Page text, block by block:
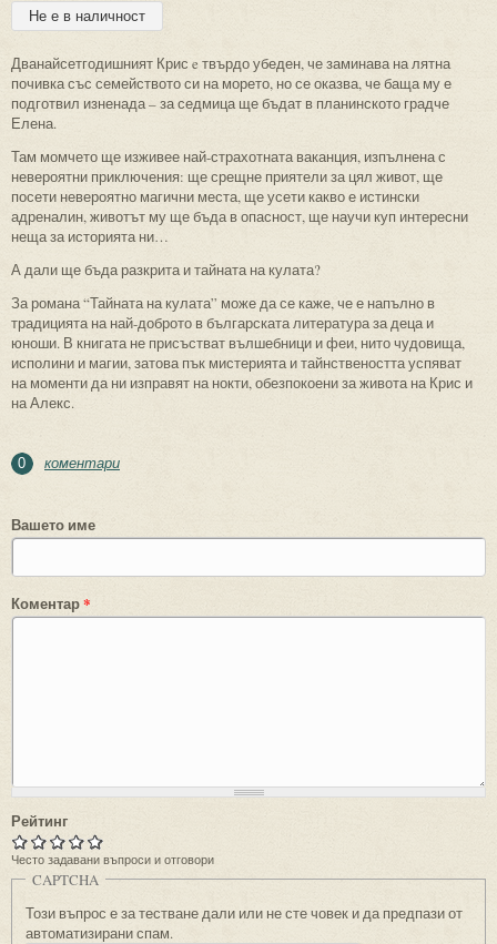
Дванайсетгодишният Крис e твърдо убеден, че заминава на лятна
почивка със семейството си на морето, но се оказва, че баща му е
подготвил изненада – за седмица ще бъдат в планинското градче
Елена.
Там момчето ще изживее най-страхотната ваканция, изпълнена с
невероятни приключения: ще срещне приятели за цял живот, ще
посети невероятно магични места, ще усети какво е истински
адреналин, животът му ще бъда в опасност, ще научи куп интересни
неща за историята ни…
А дали ще бъда разкрита и тайната на кулата?
За романа “Тайната на кулата” може да се каже, че е напълно в
традицията на най-доброто в българската литература за деца и
юноши. В книгата не присъстват вълшебници и феи, нито чудовища,
исполини и магии, затова пък мистерията и тайнствеността успяват
на моменти да ни изправят на нокти, обезпокоени за живота на Крис и
на Алекс.
0 коментари
Вашето име
Коментар*
Рейтинг
Често задавани въпроси и отговори
CAPTCHA
Този въпрос е за тестване дали или не сте човек и да предпази от
автоматизирани спам.